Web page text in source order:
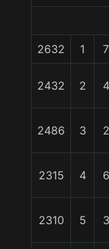
2632 1 7
2432 2 4
2486 3 2
2315 4 6
2310 5 3